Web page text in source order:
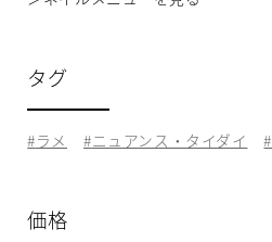
タグ
ラメ ニュアンス・タイダイ
価格